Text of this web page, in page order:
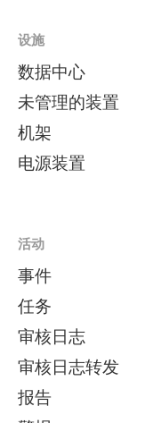
设施
数据中心
未管理的装置
机架
电源装置
活动
事件
任务
审核日志
审核日志转发
报告